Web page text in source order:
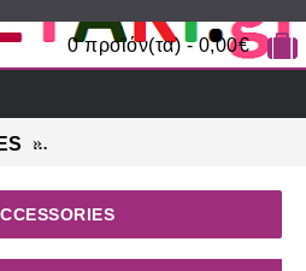
0 προϊόν(τα) - 0,00€